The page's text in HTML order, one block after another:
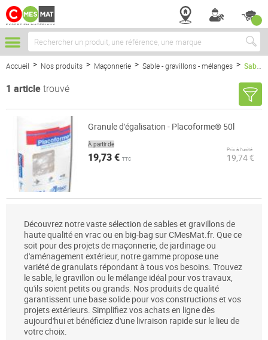
Chercher
Accueil Nos produits Maçonnerie Sable - gravillons - mélanges Sables - Gravillons
1 articletrouvé
Granule d'égalisation - Placoforme® 50l
À partir de
19,73 € TTC
Prix à l’unité
19,74 €
Découvrez notre vaste sélection de sables et gravillons de
haute qualité en vrac ou en big-bag sur CMesMat.fr. Que ce
soit pour des projets de maçonnerie, de jardinage ou
d'aménagement extérieur, notre gamme propose une
variété de granulats répondant à tous vos besoins. Trouvez
le sable, le gravillon ou le mélange idéal pour vos travaux,
qu'ils soient petits ou grands. Nos produits de qualité
garantissent une base solide pour vos constructions et vos
projets extérieurs. Simplifiez vos achats en ligne dès
aujourd'hui et bénéficiez d'une livraison rapide sur le lieu de
votre choix.